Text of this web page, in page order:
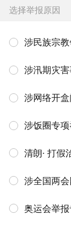
选择举报原因
涉民族宗
涉汛期灾
涉网络开
涉饭圈专
清朗· 打假
涉全国两
奥运会举